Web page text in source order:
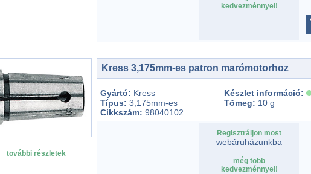
kedvezménnyel!
további részletek
Kress 3,175mm-es patron marómotorhoz
Gyártó: Kress
Típus: 3,175mm-es
Cikkszám: 98040102
Készlet információ:
Tömeg: 10 g
Regisztráljon most
webáruházunkba
még több
kedvezménnyel!